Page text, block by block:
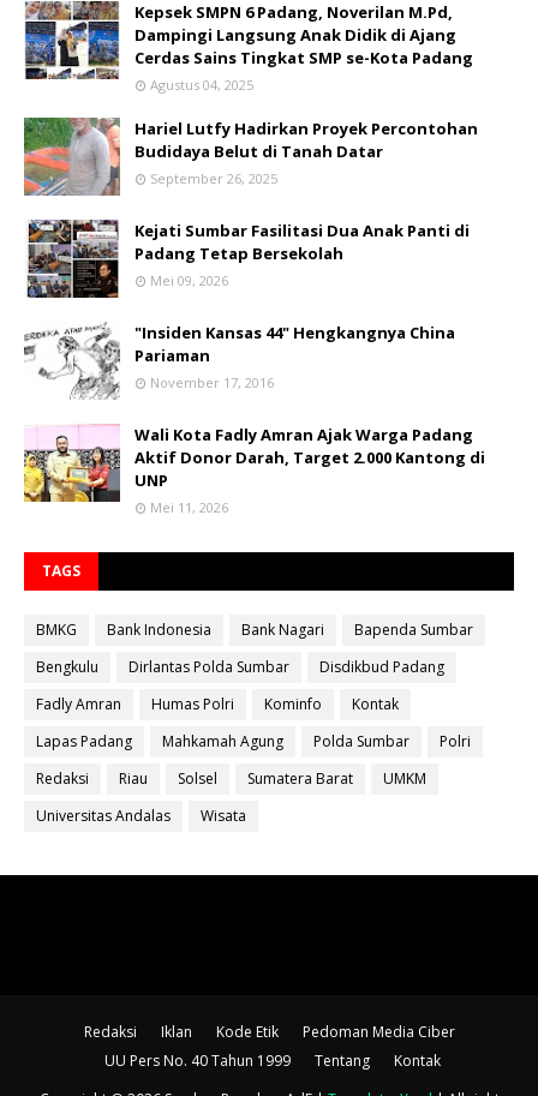
Kepsek SMPN 6 Padang, Noverilan M.Pd,
Dampingi Langsung Anak Didik di Ajang
Cerdas Sains Tingkat SMP se-Kota Padang
Agustus 04, 2025
Hariel Lutfy Hadirkan Proyek Percontohan
Budidaya Belut di Tanah Datar
September 26, 2025
Kejati Sumbar Fasilitasi Dua Anak Panti di
Padang Tetap Bersekolah
Mei 09, 2026
"Insiden Kansas 44" Hengkangnya China
Pariaman
November 17, 2016
Wali Kota Fadly Amran Ajak Warga Padang
Aktif Donor Darah, Target 2.000 Kantong di
UNP
Mei 11, 2026
TAGS
BMKG Bank Indonesia Bank Nagari
Bapenda Sumbar
Bengkulu
Dirlantas Polda Sumbar
Disdikbud Padang
Fadly Amran
Humas Polri Kominfo
Kontak
Lapas Padang
Mahkamah Agung Polda Sumbar
Polri
Redaksi
Riau Solsel Sumatera Barat
UMKM
Universitas Andalas
Wisata
Redaksi Iklan Kode Etik
Pedoman Media Ciber
UU Pers No. 40 Tahun 1999
Tentang
Kontak